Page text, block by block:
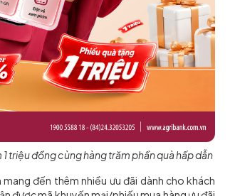
triệu đồng cùng hàng trăm phần quà hấp dẫn
đến thêm nhiều ưu đãi dành cho khách